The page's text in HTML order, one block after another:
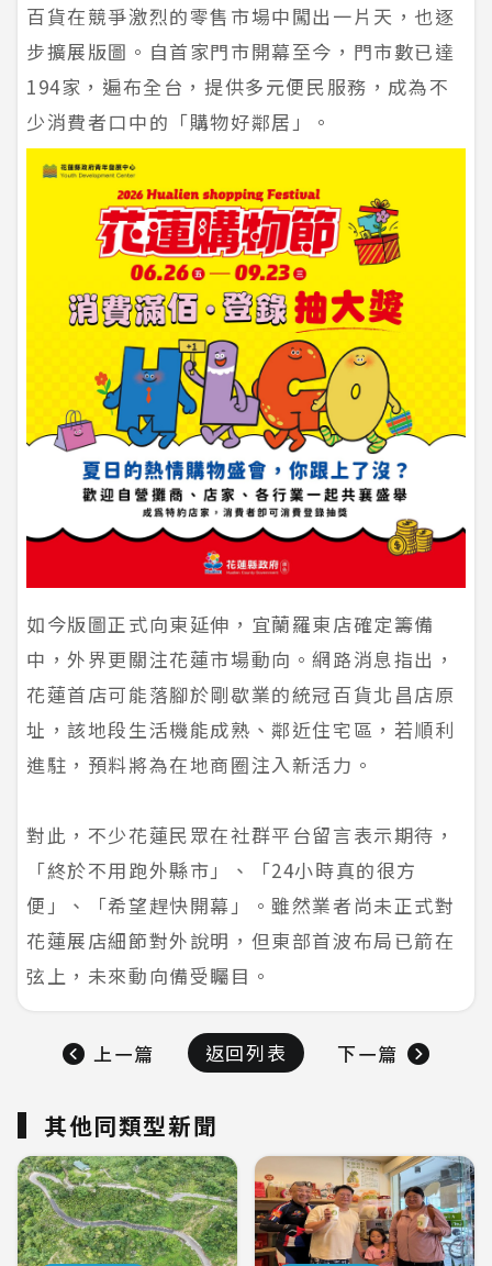
百貨在競爭激烈的零售市場中闖出一片天，也逐
步擴展版圖。自首家門市開幕至今，門市數已達
194家，遍布全台，提供多元便民服務，成為不
少消費者口中的「購物好鄰居」。
如今版圖正式向東延伸，宜蘭羅東店確定籌備
中，外界更關注花蓮市場動向。網路消息指出，
花蓮首店可能落腳於剛歇業的統冠百貨北昌店原
址，該地段生活機能成熟、鄰近住宅區，若順利
進駐，預料將為在地商圈注入新活力。
對此，不少花蓮民眾在社群平台留言表示期待，
「終於不用跑外縣市」、「24小時真的很方
便」、「希望趕快開幕」。雖然業者尚未正式對
花蓮展店細節對外說明，但東部首波布局已箭在
弦上，未來動向備受矚目。
上一篇 返回列表 下一篇
其他同類型新聞